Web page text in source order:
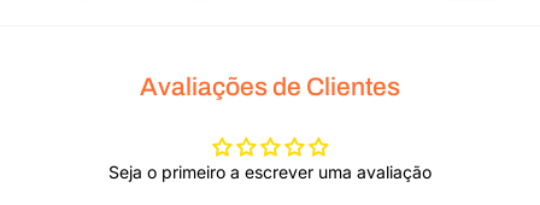
Avaliações de Clientes
Seja o primeiro a escrever uma avaliação